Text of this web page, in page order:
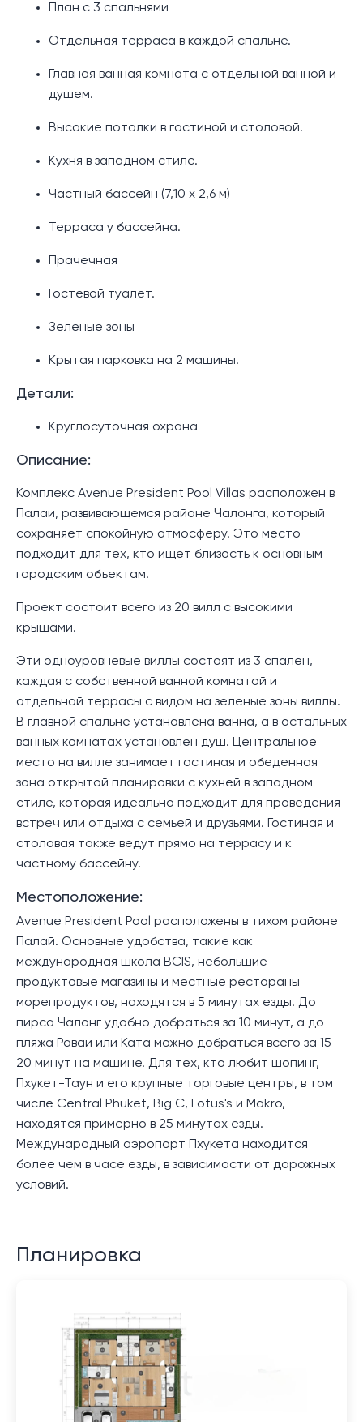
План с 3 спальнями
Отдельная терраса в каждой спальне.
Главная ванная комната с отдельной ванной и
душем.
Высокие потолки в гостиной и столовой.
Кухня в западном стиле.
Частный бассейн (7,10 х 2,6 м)
Терраса у бассейна.
Прачечная
Гостевой туалет.
Зеленые зоны
Крытая парковка на 2 машины.
Детали:
Круглосуточная охрана
Описание:
Комплекс Avenue President Pool Villas расположен в
Палаи, развивающемся районе Чалонга, который
сохраняет спокойную атмосферу. Это место
подходит для тех, кто ищет близость к основным
городским объектам.
Проект состоит всего из 20 вилл с высокими
крышами.
Эти одноуровневые виллы состоят из 3 спален,
каждая с собственной ванной комнатой и
отдельной террасы с видом на зеленые зоны виллы.
В главной спальне установлена ​​ванна, а в остальных
ванных комнатах установлен душ. Центральное
место на вилле занимает гостиная и обеденная
зона открытой планировки с кухней в западном
стиле, которая идеально подходит для проведения
встреч или отдыха с семьей и друзьями. Гостиная и
столовая также ведут прямо на террасу и к
частному бассейну.
Местоположение:
Avenue President Pool расположены в тихом районе
Палай. Основные удобства, такие как
международная школа BCIS, небольшие
продуктовые магазины и местные рестораны
морепродуктов, находятся в 5 минутах езды. До
пирса Чалонг удобно добраться за 10 минут, а до
пляжа Раваи или Ката можно добраться всего за 15-
20 минут на машине. Для тех, кто любит шопинг,
Пхукет-Таун и его крупные торговые центры, в том
числе Central Phuket, Big C, Lotus's и Makro,
находятся примерно в 25 минутах езды.
Международный аэропорт Пхукета находится
более чем в часе езды, в зависимости от дорожных
условий.
Планировка